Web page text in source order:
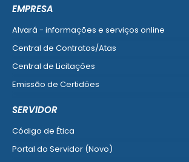
EMPRESA
Alvará - informações e serviços online
Central de Contratos/Atas
Central de Licitações
Emissão de Certidões
SERVIDOR
Código de Ética
Portal do Servidor (Novo)